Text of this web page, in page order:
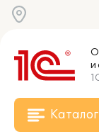
и
Каталог